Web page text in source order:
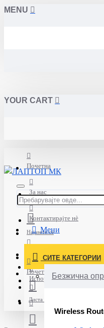
MENU
YOUR CART
Почетна
За нас
Контактирајте нè
Постави нарачка
Испорака
Најавете се
Нов корисник
Листа на желби
Мени
СИТЕ КАТЕГОРИИ
Безжична
Wireless
Почетна